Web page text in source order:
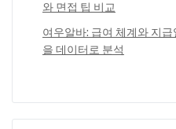
와 면접 팁 비교
여우알바: 급여 체계와 지
을 데이터로 분석